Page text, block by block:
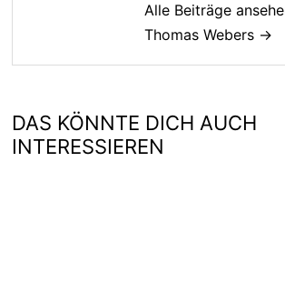
Alle Beiträge
Thomas Webers →
DAS KÖNNTE DICH AUCH
INTERESSIEREN